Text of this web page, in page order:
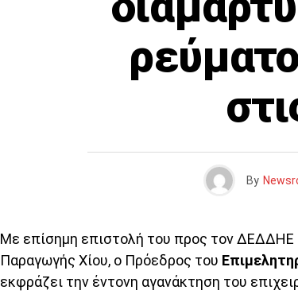
By
Με επίσημη επιστολή του προς τον ΔΕΔΔΗΕ
Παραγωγής Χίου, ο Πρόεδρος του
εκφράζει την έντονη αγανάκτηση του